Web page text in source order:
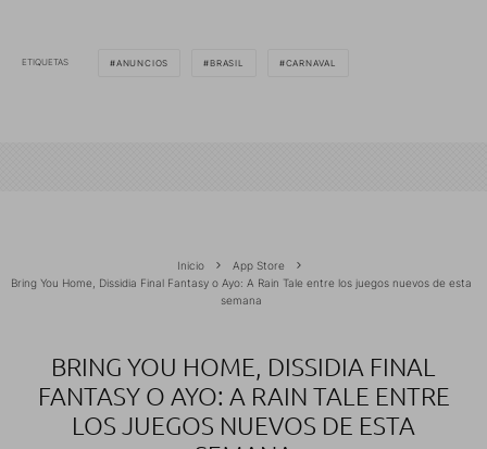
ETIQUETAS ANUNCIOS BRASIL CARNAVAL
Inicio
App Store
Bring You Home, Dissidia Final Fantasy o Ayo: A Rain Tale entre los juegos nuevos de esta
semana
BRING YOU HOME, DISSIDIA FINAL
FANTASY O AYO: A RAIN TALE ENTRE
LOS JUEGOS NUEVOS DE ESTA